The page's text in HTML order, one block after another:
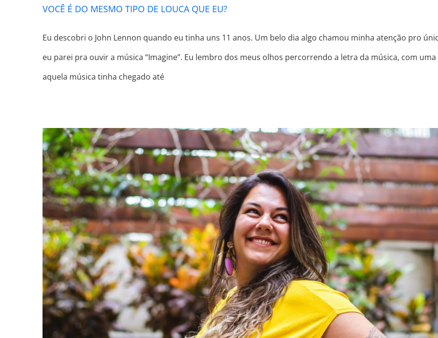
VOCÊ É DO MESMO TIPO DE LOUCA QUE EU?
Eu descobri o John Lennon quando eu tinha uns 11 anos. Um belo dia algo chamou minha atenção pro
eu parei pra ouvir a música “Imagine”. Eu lembro dos meus olhos percorrendo a letra da música, com
aquela música tinha chegado até
DECLARAÇÃO DE AMOR À MIM MESMA